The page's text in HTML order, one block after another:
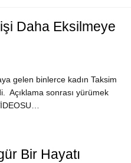
Daha Eksilmeye
gelen binlerce kadın Taksim
Açıklama sonrası yürümek
Bir Hayatı